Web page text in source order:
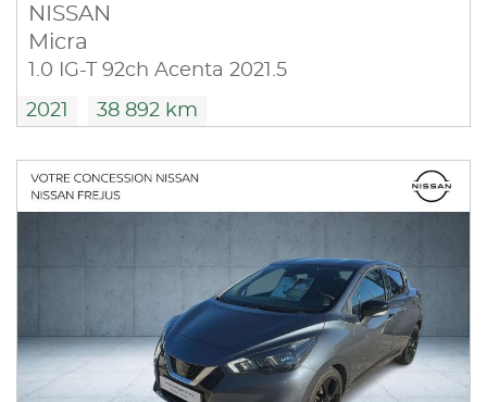
NISSAN
Micra
1.0 IG-T 92ch Acenta 2021.5
2021 38 892 km